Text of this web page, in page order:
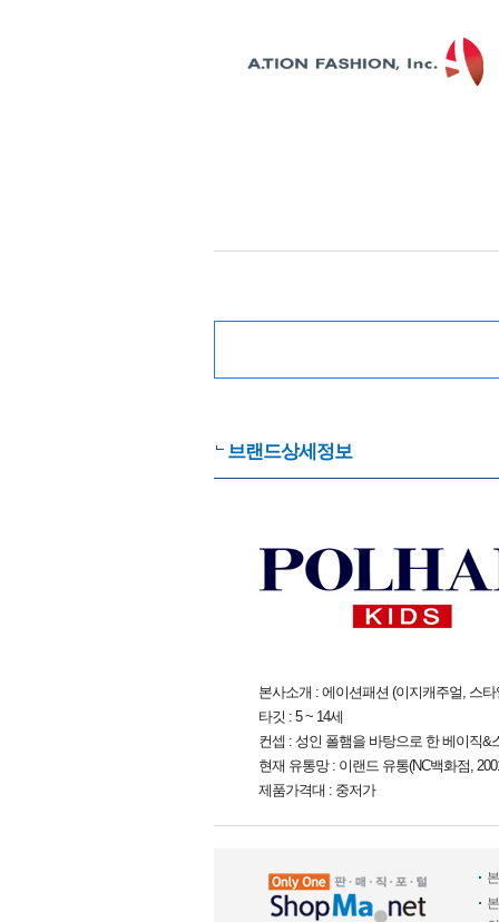
브랜드상세정보
본사소개 : 에이션패션 (이지캐주얼, 스
타깃 : 5 ~ 14세
컨셉 : 성인 폴햄을 바탕으로 한 베이직
현재 유통망 : 이랜드 유통(NC백화점,
제품가격대 : 중저가